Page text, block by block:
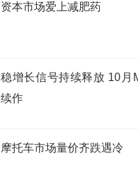
资本市场爱上减肥药
稳增长信号持续释放 10月
续作
摩托车市场量价齐跌遇冷